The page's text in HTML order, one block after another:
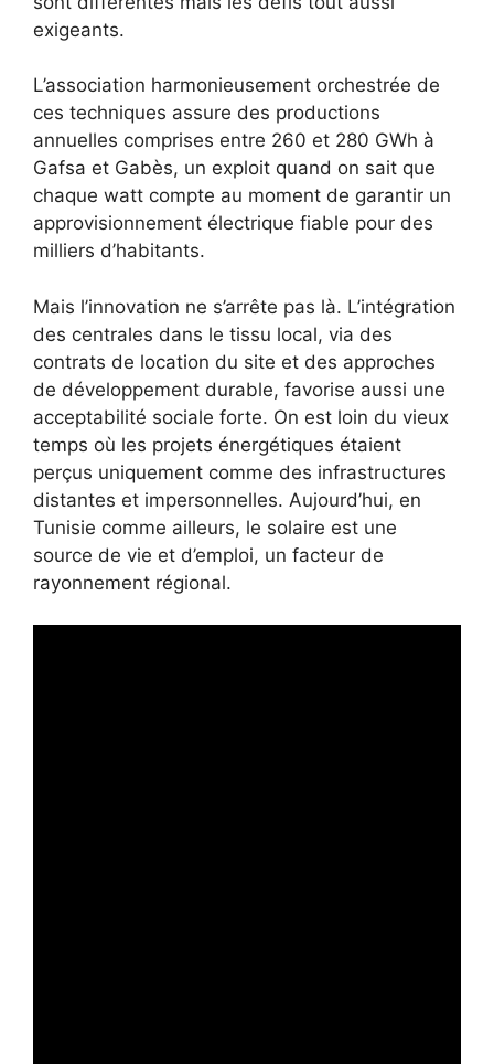
exigeants.
L’association harmonieusement orchestrée de
ces techniques assure des productions
annuelles comprises entre 260 et 280 GWh à
Gafsa et Gabès, un exploit quand on sait que
chaque watt compte au moment de garantir un
approvisionnement électrique fiable pour des
milliers d’habitants.
Mais l’innovation ne s’arrête pas là. L’intégration
des centrales dans le tissu local, via des
contrats de location du site et des approches
de développement durable, favorise aussi une
acceptabilité sociale forte. On est loin du vieux
temps où les projets énergétiques étaient
perçus uniquement comme des infrastructures
distantes et impersonnelles. Aujourd’hui, en
Tunisie comme ailleurs, le solaire est une
source de vie et d’emploi, un facteur de
rayonnement régional.